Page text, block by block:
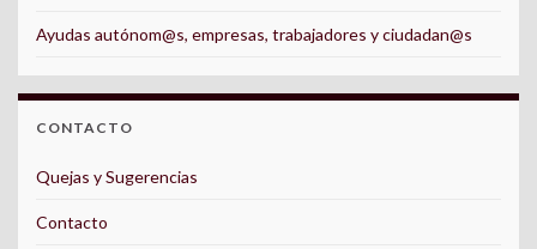
Ayudas autónom@s, empresas, trabajadores y ciudadan@s
CONTACTO
Quejas y Sugerencias
Contacto